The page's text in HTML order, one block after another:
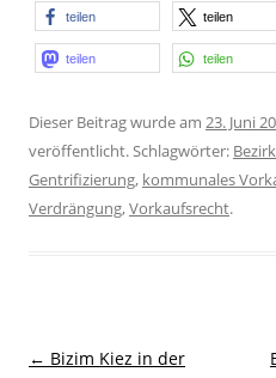
teilen teilen
teilen teilen
Dieser Beitrag wurde am 23. Juni
veröffentlicht. Schlagwörter:
Gentrifizierung, kommunales
Verdrängung,Vorkaufsrecht.
Beitragsnavigation
← Bizim Kiez in der